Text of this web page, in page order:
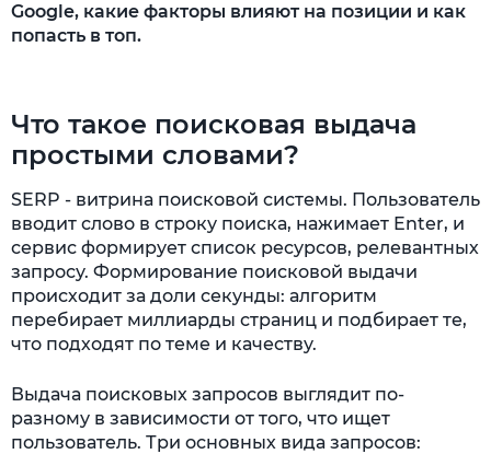
Google, какие факторы влияют на позиции и как
попасть в топ.
Что такое поисковая выдача
простыми словами?
SERP - витрина поисковой системы. Пользователь
вводит слово в строку поиска, нажимает Enter, и
сервис формирует список ресурсов, релевантных
запросу. Формирование поисковой выдачи
происходит за доли секунды: алгоритм
перебирает миллиарды страниц и подбирает те,
что подходят по теме и качеству.
Выдача поисковых запросов выглядит по-
разному в зависимости от того, что ищет
пользователь. Три основных вида запросов: